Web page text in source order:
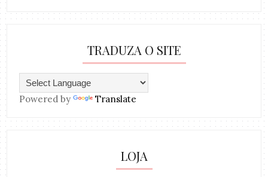
TRADUZA O SITE
Powered by Translate
LOJA